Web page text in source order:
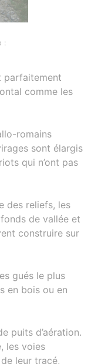
:
parfaitement
comme les
romains
sont élargis
qui n’ont pas
des reliefs, les
de vallée et
construire sur
gués le plus
en bois ou en
puits d’aération.
les voies
leur tracé,